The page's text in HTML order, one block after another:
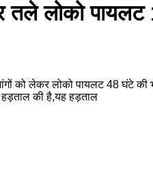
तले लोको
को लेकर लोको पायलट 48 घंटे
की है,यह हड़ताल